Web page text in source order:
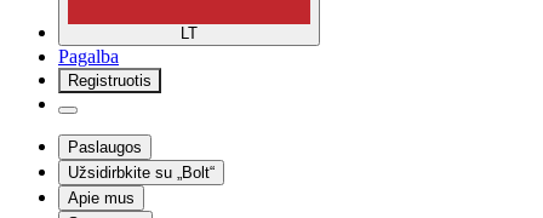
LT
Pagalba
Registruotis
Paslaugos
Užsidirbkite su „Bolt“
Apie mus